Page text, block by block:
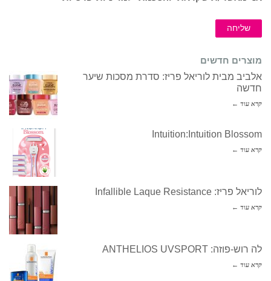
שליחה
מוצרים חדשים
אלביב מבית לוריאל פריז: סדרת מסכות שיער
חדשה
קרא עוד ←
Intuition:Intuition Blossom
קרא עוד ←
לוריאל פריז: Infallible Laque Resistance
קרא עוד ←
לה רוש-פוזה: ANTHELIOS UVSPORT
קרא עוד ←